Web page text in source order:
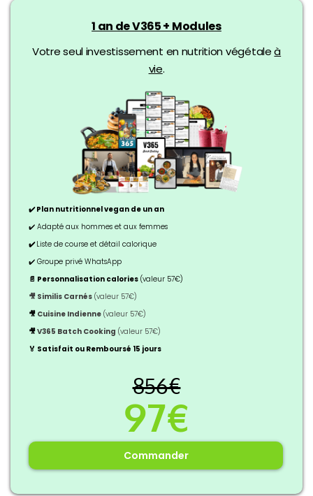
1 an de V365 + Modules
Votre seul investissement en nutrition végétaleà
vie.
✔️ Plan nutritionnel vegan de un an
✔️ Adapté aux hommes et aux femmes
✔️Liste de course et détail calorique
✔️ Groupe privé WhatsApp
📄 Personnalisation calories (valeur 57€)
🎥 Similis Carnés (valeur 57€)
🎥 Cuisine Indienne (valeur 57€)
🎥V365 Batch Cooking (valeur 57€)
🏅 Satisfait ou Remboursé 15 jours
856€
97€
Commander